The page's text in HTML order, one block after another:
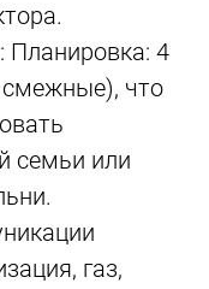
Планировка: 4
что
семьи или
газ,